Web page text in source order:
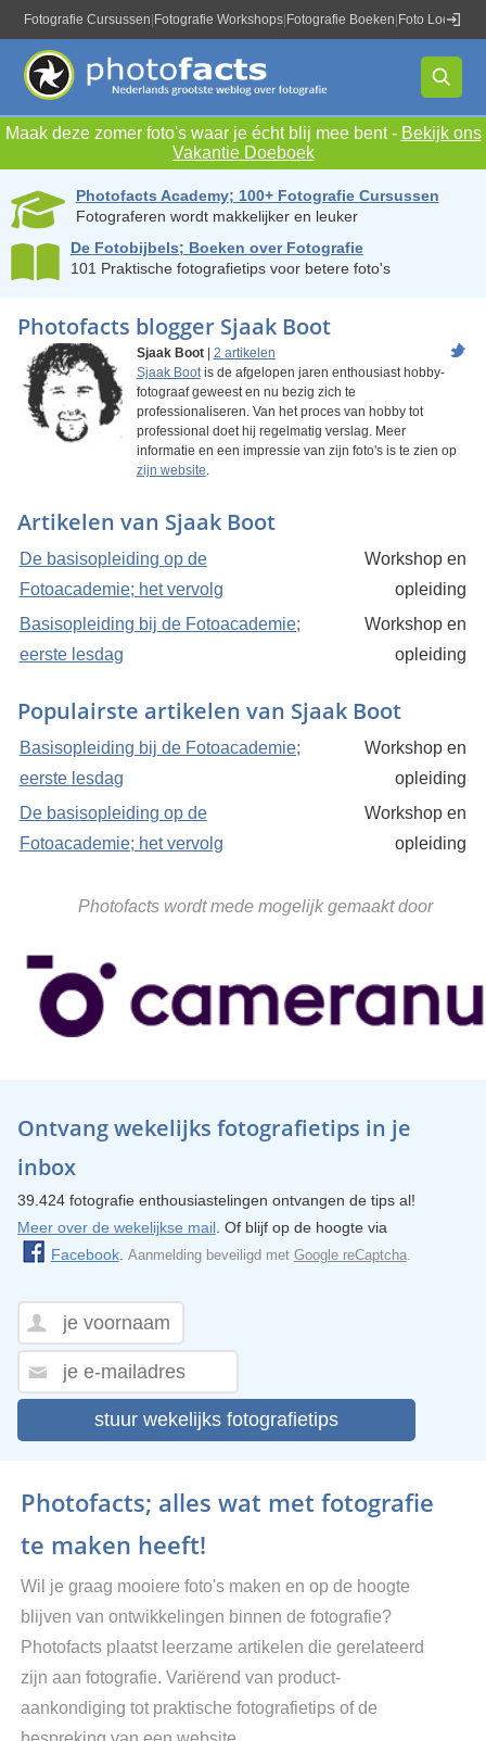
Fotografie Cursussen Fotografie Workshops Fotografie Boeken Foto Locaties
Maak deze zomer foto's waar je écht blij mee bent - Bekijk ons
Vakantie Doeboek
Photofacts Academy; 100+ Fotografie Cursussen
Fotograferen wordt makkelijker en leuker
De Fotobijbels; Boeken over Fotografie
101 Praktische fotografietips voor betere foto's
Photofacts blogger Sjaak Boot
Sjaak Boot| 2 artikelen
Sjaak Bootis de afgelopen jaren enthousiast hobby-
fotograaf geweest en nu bezig zich te
professionaliseren. Van het proces van hobby tot
professional doet hij regelmatig verslag. Meer
informatie en een impressie van zijn foto's is te zien op
zijn website.
Artikelen van Sjaak Boot
De basisopleiding op de
Fotoacademie; het vervolg
Workshop en
opleiding
Basisopleiding bij de Fotoacademie;
eerste lesdag
Workshop en
opleiding
Populairste artikelen van Sjaak Boot
Basisopleiding bij de Fotoacademie;
eerste lesdag
Workshop en
opleiding
De basisopleiding op de
Fotoacademie; het vervolg
Workshop en
opleiding
Photofacts wordt mede mogelijk gemaakt door
Ontvang wekelijks fotografietips in je
inbox
39.424 fotografie enthousiastelingen ontvangen de tips al!
Meer over de wekelijkse mail. Of blijf op de hoogte via
Facebook. Aanmelding beveiligd met Google reCaptcha.
stuur wekelijks fotografietips
Photofacts; alles wat met fotografie
te maken heeft!
Wil je graag mooiere foto's maken en op de hoogte
blijven van ontwikkelingen binnen de fotografie?
Photofacts plaatst leerzame artikelen die gerelateerd
zijn aan fotografie. Variërend van product-
aankondiging tot praktische fotografietips of de